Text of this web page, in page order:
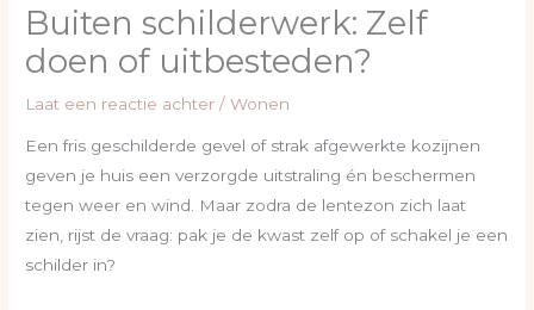
Buiten schilderwerk: Zelf
doen of uitbesteden?
Laat een reactie achter /Wonen
Een fris geschilderde gevel of strak afgewerkte kozijnen
geven je huis een verzorgde uitstraling én beschermen
tegen weer en wind. Maar zodra de lentezon zich laat
zien, rijst de vraag: pak je de kwast zelf op of schakel je een
schilder in?